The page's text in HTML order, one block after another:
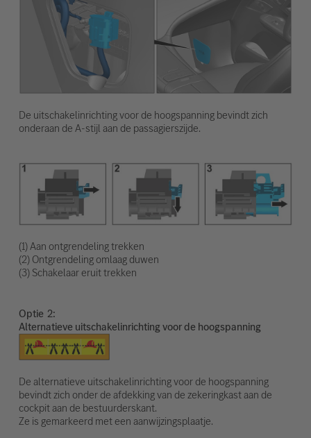
De uitschakelinrichting voor de hoogspanning bevindt zich
onderaan de A-stijl aan de passagierszijde.
(1) Aan ontgrendeling trekken
(2) Ontgrendeling omlaag duwen
(3) Schakelaar eruit trekken
Optie
Alternatieve uitschakelinrichting voor de hoogspanning
De alternatieve uitschakelinrichting voor de hoogspanning
bevindt zich onder de afdekking van de zekeringkast aan de
cockpit aan de bestuurderskant.
Ze is gemarkeerd met een aanwijzingsplaatje.